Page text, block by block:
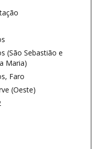
(São Sebastião e
Maria)
Faro
(Oeste)